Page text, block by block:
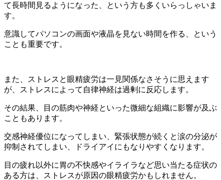
て長時間見るようになった、という方も多くいらっしゃいま
す。
意識してパソコンの画面や液晶を見ない時間を作る、という
ことも重要です。
また、ストレスと眼精疲労は一見関係なさそうに思えます
が、ストレスによって自律神経は過剰に反応します。
その結果、目の筋肉や神経といった微細な組織に影響が及ぶ
こともあります。
交感神経優位になってしまい、緊張状態が続くと涙の分泌が
抑制されてしまい、ドライアイにもなりやすくなります。
目の疲れ以外に胃の不快感やイライラなど思い当たる症状の
ある方は、ストレスが原因の眼精疲労かもしれません。